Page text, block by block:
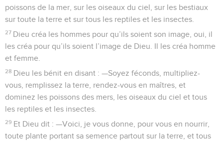
poissons de la mer, sur les oiseaux du ciel, sur les bestiaux
sur toute la terre et sur tous les reptiles et les insectes.
27 Dieu créa les hommes pour qu’ils soient son image, oui, il
les créa pour qu’ils soient l’image de Dieu. Il les créa homme
et femme.
28 Dieu les bénit en disant : —Soyez féconds, multipliez-
vous, remplissez la terre, rendez-vous en maîtres, et
dominez les poissons des mers, les oiseaux du ciel et tous
les reptiles et les insectes.
29 Et Dieu dit : —Voici, je vous donne, pour vous en nourrir,
toute plante portant sa semence partout sur la terre, et tous